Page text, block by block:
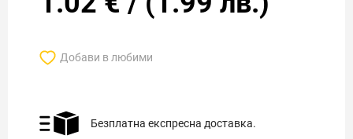
Добави в любими
Безплатна експресна доставка.